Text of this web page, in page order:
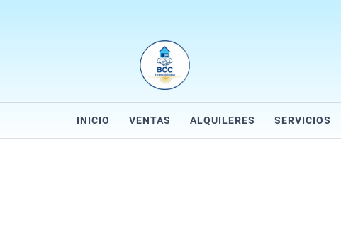
INICIO VENTAS ALQUILERES SERVICIOS